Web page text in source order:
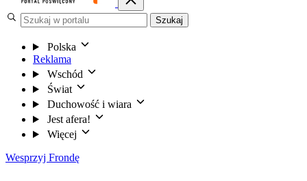
Szukaj
Polska
Reklama
Wschód
Świat
Duchowość i wiara
Jest afera!
Więcej
Wesprzyj Frondę